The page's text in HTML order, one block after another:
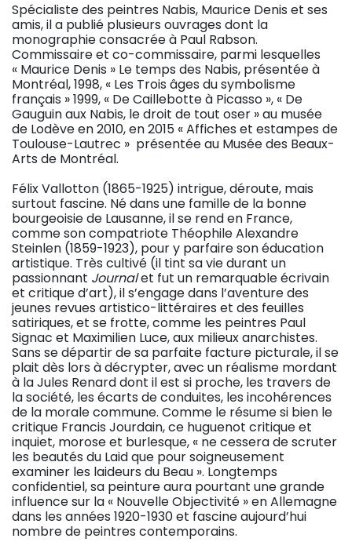
Spécialiste des peintres Nabis, Maurice Denis et ses
amis, il a publié plusieurs ouvrages dont la
monographie consacrée à Paul Rabson.
Commissaire et co-commissaire, parmi lesquelles
« Maurice Denis » Le temps des Nabis, présentée à
Montréal, 1998, « Les Trois âges du symbolisme
français » 1999, « De Caillebotte à Picasso », « De
Gauguin aux Nabis, le droit de tout oser » au musée
de Lodève en 2010, en 2015 « Affiches et estampes de
Toulouse-Lautrec » présentée au Musée des Beaux-
Arts de Montréal.
Félix Vallotton (1865-1925) intrigue, déroute, mais
surtout fascine. Né dans une famille de la bonne
bourgeoisie de Lausanne, il se rend en France,
comme son compatriote Théophile Alexandre
Steinlen (1859-1923), pour y parfaire son éducation
artistique. Très cultivé (il tint sa vie durant un
passionnant Journalet fut un remarquable écrivain
et critique d’art), il s’engage dans l’aventure des
jeunes revues artistico-littéraires et des feuilles
satiriques, et se frotte, comme les peintres Paul
Signac et Maximilien Luce, aux milieux anarchistes.
Sans se départir de sa parfaite facture picturale, il se
plait dès lors à décrypter, avec un réalisme mordant
à la Jules Renard dont il est si proche, les travers de
la société, les écarts de conduites, les incohérences
de la morale commune. Comme le résume si bien le
critique Francis Jourdain, ce huguenot critique et
inquiet, morose et burlesque, « ne cessera de scruter
les beautés du Laid que pour soigneusement
examiner les laideurs du Beau ». Longtemps
confidentiel, sa peinture aura pourtant une grande
influence sur la « Nouvelle Objectivité » en Allemagne
dans les années 1920-1930 et fascine aujourd’hui
nombre de peintres contemporains.